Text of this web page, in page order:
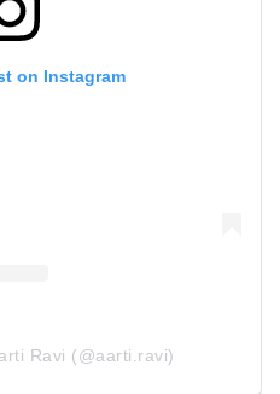
on Instagram
Ravi (@aarti.ravi)